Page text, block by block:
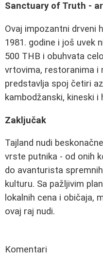
Sanctuary of Truth -
Ovaj impozantni drveni
1981. godine i još uvek
500 THB i obuhvata
vrtovima, restoranima i
predstavlja spoj četiri
kambodžanski, kineski i
Zaključak
Tajland nudi
vrste putnika - od onih
do avanturista
kulturu. Sa pažljivim
lokalnih cena i običaja,
ovaj raj nudi.
Komentari